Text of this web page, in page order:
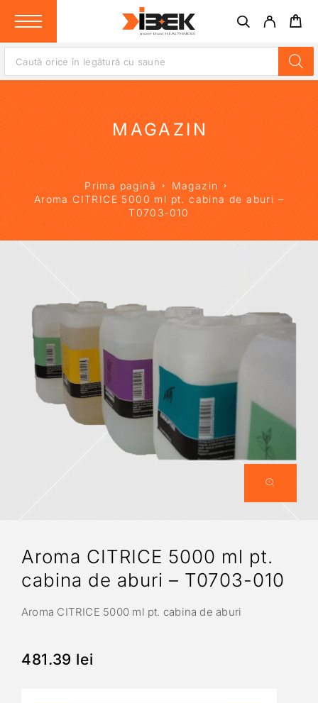
MAGAZIN
Prima pagină
Magazin
Aroma CITRICE 5000 ml pt. cabina de aburi –
T0703-010
Aroma CITRICE 5000 ml pt.
cabina de aburi – T0703-010
Aroma CITRICE 5000 ml pt. cabina de aburi
481.39 lei